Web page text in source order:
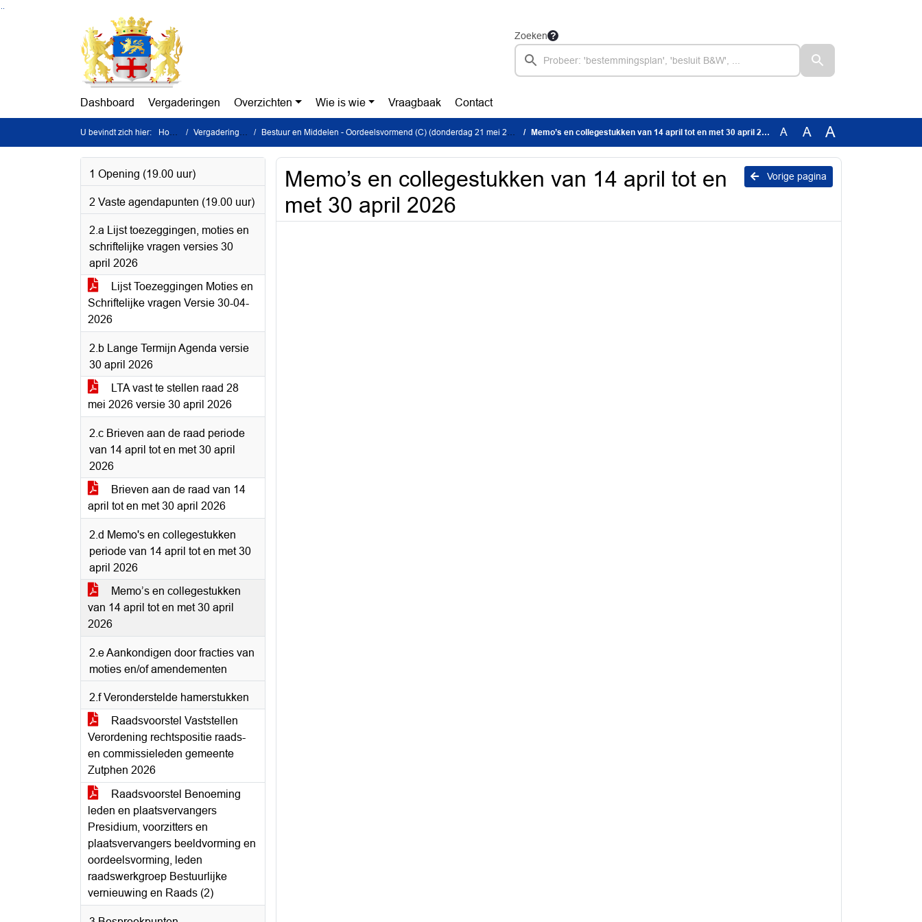
Ga naar de inhoud van deze pagina
Zoeken
Dashboard Vergaderingen Overzichten Wie is wie Vraagbaak Contact
U bevindt zich hier: Home Vergaderingen Bestuur en Middelen - Oordeelsvormend (C) (donderdag 21 mei 2026) Memo’s en collegestukken van 14 april tot en met 30 april 2026 A A A
1 Opening (19.00 uur)
2 Vaste agendapunten (19.00 uur)
2.a Lijst toezeggingen, moties en
schriftelijke vragen versies 30
april 2026
Lijst Toezeggingen Moties en
Schriftelijke vragen Versie 30-04-
2026
2.b Lange Termijn Agenda versie
30 april 2026
LTA vast te stellen raad 28
mei 2026 versie 30 april 2026
2.c Brieven aan de raad periode
van 14 april tot en met 30 april
2026
Brieven aan de raad van 14
april tot en met 30 april 2026
2.d Memo's en collegestukken
periode van 14 april tot en met 30
april 2026
Memo’s en collegestukken
van 14 april tot en met 30 april
2026
2.e Aankondigen door fracties van
moties en/of amendementen
2.f Veronderstelde hamerstukken
Raadsvoorstel Vaststellen
Verordening rechtspositie raads-
en commissieleden gemeente
Zutphen 2026
Raadsvoorstel Benoeming
leden en plaatsvervangers
Presidium, voorzitters en
plaatsvervangers beeldvorming en
oordeelsvorming, leden
raadswerkgroep Bestuurlijke
vernieuwing en Raads (2)
Vorige pagina
Memo’s en collegestukken van 14 april tot en
met 30 april 2026